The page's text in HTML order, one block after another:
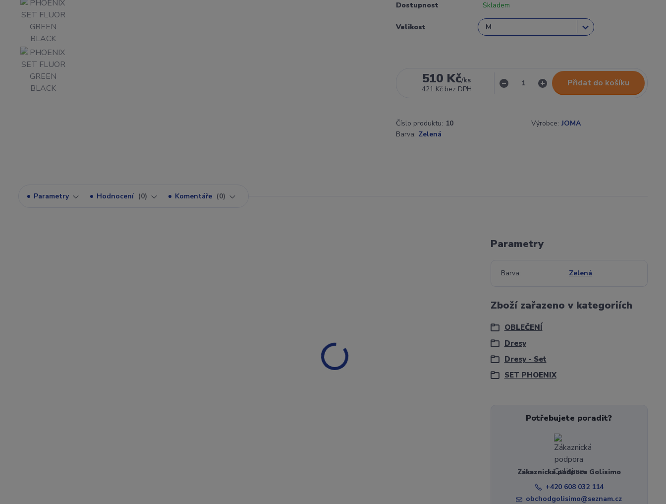
Dostupnost Skladem
Velikost
510 Kč/ks
421 Kč bez DPH
Přidat do košíku
Číslo produktu: 10 Výrobce: JOMA
Barva: Zelená
Parametry Hodnocení 0 Komentáře 0
Parametry
Barva Zelená
Zboží zařazeno v kategoriích
OBLEČENÍ
Dresy
Dresy - Set
SET PHOENIX
Potřebujete poradit?
Zákaznická podpora Golisimo
+420 608 032 114
obchodgolisimo@seznam.cz